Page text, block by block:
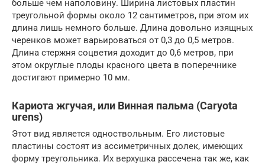
больше чем наполовину. Ширина листовых пластин
треугольной формы около 12 сантиметров, при этом их
длина лишь немного больше. Длина довольно изящных
черенков может варьироваться от 0,3 до 0,5 метров.
Длина стержня соцветия доходит до 0,6 метров, при
этом округлые плоды красного цвета в поперечнике
достигают примерно 10 мм.
Кариота жгучая, или Винная пальма (Caryota
urens)
Этот вид является одноствольным. Его листовые
пластины состоят из ассиметричных долек, имеющих
форму треугольника. Их верхушка рассечена так же, как